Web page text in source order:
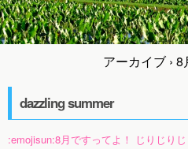
アーカイブ › 8
dazzling summer
:emojisun:8月ですってよ！ じりじり